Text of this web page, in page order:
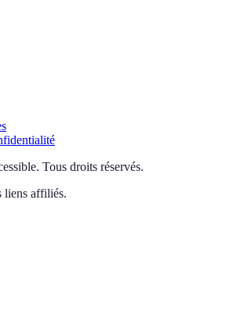
. Tous droits réservés.
liens affiliés.